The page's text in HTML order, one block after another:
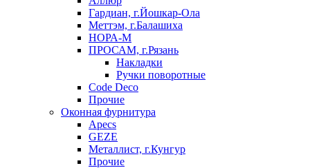
Гардиан, г.Йошкар-Ола
Меттэм, г.Балашиха
НОРА-М
ПРОСАМ, г.Рязань
Накладки
Ручки поворотные
Code Deco
Прочие
Оконная фурнитура
Apecs
GEZE
Металлист, г.Кунгур
Прочие